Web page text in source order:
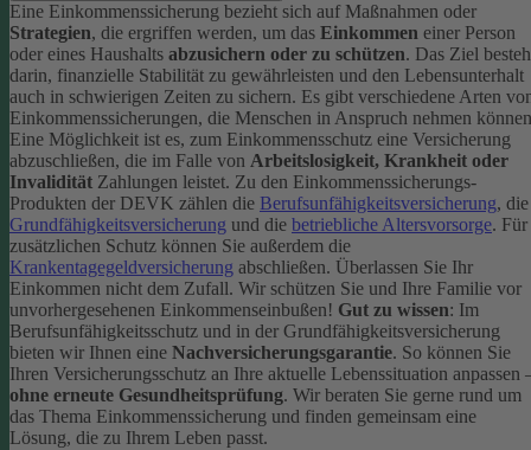
Eine Einkommenssicherung bezieht sich auf Maßnahmen oder
Strategien, die ergriffen werden, um das Einkommen einer Person
oder eines Haushalts abzusichern oder zu schützen. Das Ziel
darin, finanzielle Stabilität zu gewährleisten und den Lebensunterhalt
auch in schwierigen Zeiten zu sichern. Es gibt verschiedene Arten
Einkommenssicherungen, die Menschen in Anspruch nehmen
Eine Möglichkeit ist es, zum Einkommensschutz eine Versicherung
abzuschließen, die im Falle von Arbeitslosigkeit, Krankheit oder
Invalidität Zahlungen leistet. Zu den Einkommenssicherungs-
Produkten der DEVK zählen die Berufsunfähigkeitsversicherung, die
Grundfähigkeitsversicherung und die betriebliche Altersvorsorge. Für
zusätzlichen Schutz können Sie außerdem die
Krankentagegeldversicherung abschließen. Überlassen Sie Ihr
Einkommen nicht dem Zufall. Wir schützen Sie und Ihre Familie vor
unvorhergesehenen Einkommenseinbußen! Gut zu wissen: Im
Berufsunfähigkeitsschutz und in der Grundfähigkeitsversicherung
bieten wir Ihnen eine Nachversicherungsgarantie. So können Sie
Ihren Versicherungsschutz an Ihre aktuelle Lebenssituation anpassen
ohne erneute Gesundheitsprüfung. Wir beraten Sie gerne rund um
das Thema Einkommenssicherung und finden gemeinsam eine
Lösung, die zu Ihrem Leben passt.